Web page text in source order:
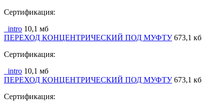
Сертификация:
_intro 10,1 мб
ПЕРЕХОД КОНЦЕНТРИЧЕСКИЙ ПОД МУФТУ 673,1 кб
Сертификация:
_intro 10,1 мб
ПЕРЕХОД КОНЦЕНТРИЧЕСКИЙ ПОД МУФТУ 673,1 кб
Сертификация: